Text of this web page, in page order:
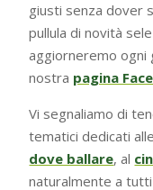
giusti senza dover
pullula di novità
aggiorneremo ogni
nostra pagina
Vi segnaliamo di
tematici dedicati alle
dove ballare, al
naturalmente a